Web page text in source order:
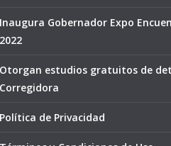
Inaugura Gobernador Expo
2022
Otorgan estudios gratuitos de
Corregidora
Política de Privacidad